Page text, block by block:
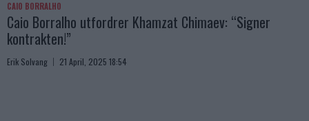
CAIO BORRALHO
Caio Borralho utfordrer Khamzat Chimaev: “Signer
kontrakten!”
Erik Solvang 21 April, 2025 18:54